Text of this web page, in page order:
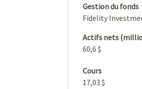
Gestion du fonds
Fidelity
Actifs nets
60,6 $
Cours
17,03 $